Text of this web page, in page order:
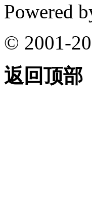
Powered
© 2001-
返回顶部